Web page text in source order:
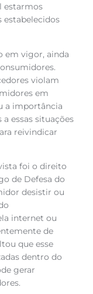
estarmos
estabelecidos
em vigor, ainda
violam
em
a importância
essas situações
reivindicar
foi o direito
de Defesa do
desistir ou
internet ou
de
que esse
dentro do
gerar